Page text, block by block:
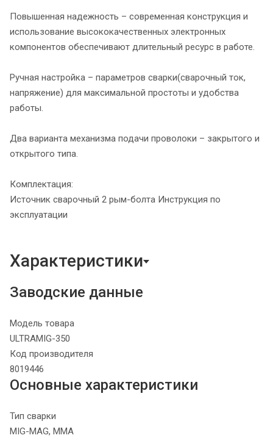
Повышенная надежность – современная конструкция и
использование высококачественных электронных
компонентов обеспечивают длительный ресурс в работе.
Ручная настройка – параметров сварки(сварочный ток,
напряжение) для максимальной простоты и удобства
работы.
Два варианта механизма подачи проволоки – закрытого и
открытого типа.
Комплектация:
Источник сварочный 2 рым-болта Инструкция по
эксплуатации
Характеристики
Заводские данные
Модель товара
ULTRAMIG-350
Код производителя
8019446
Основные характеристики
Тип сварки
MIG-MAG, MMA